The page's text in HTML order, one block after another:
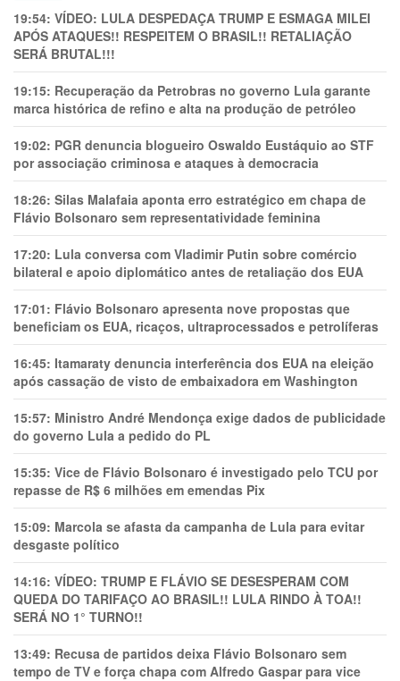
19:54: VÍDEO: LULA DESPEDAÇA TRUMP E ESMAGA MILEI
APÓS ATAQUES!! RESPEITEM O BRASIL!! RETALIAÇÃO
SERÁ BRUTAL!!!
19:15: Recuperação da Petrobras no governo Lula garante
marca histórica de refino e alta na produção de petróleo
19:02: PGR denuncia blogueiro Oswaldo Eustáquio ao STF
por associação criminosa e ataques à democracia
18:26: Silas Malafaia aponta erro estratégico em chapa de
Flávio Bolsonaro sem representatividade feminina
17:20: Lula conversa com Vladimir Putin sobre comércio
bilateral e apoio diplomático antes de retaliação dos EUA
17:01: Flávio Bolsonaro apresenta nove propostas que
beneficiam os EUA, ricaços, ultraprocessados e petrolíferas
16:45: Itamaraty denuncia interferência dos EUA na eleição
após cassação de visto de embaixadora em Washington
15:57: Ministro André Mendonça exige dados de publicidade
do governo Lula a pedido do PL
15:35: Vice de Flávio Bolsonaro é investigado pelo TCU por
repasse de R$ 6 milhões em emendas Pix
15:09: Marcola se afasta da campanha de Lula para evitar
desgaste político
14:16: VÍDEO: TRUMP E FLÁVIO SE DESESPERAM COM
QUEDA DO TARIFAÇO AO BRASIL!! LULA RINDO À TOA!!
SERÁ NO 1° TURNO!!
13:49: Recusa de partidos deixa Flávio Bolsonaro sem
tempo de TV e força chapa com Alfredo Gaspar para vice